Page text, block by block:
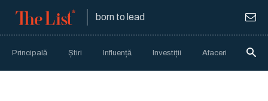
born to lead
Principală Știri Influență Investiții Afaceri